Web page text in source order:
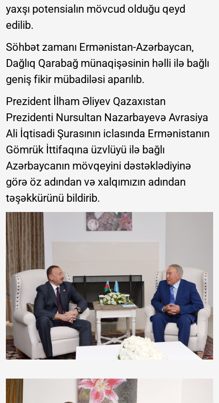
yaxşı potensialın mövcud olduğu qeyd
edilib.
Söhbət zamanı Ermənistan-Azərbaycan,
Dağlıq Qarabağ münaqişəsinin həlli ilə bağlı
geniş fikir mübadiləsi aparılıb.
Prezident İlham Əliyev Qazaxıstan
Prezidenti Nursultan Nazarbayevə Avrasiya
Ali İqtisadi Şurasının iclasında Ermənistanın
Gömrük İttifaqına üzvlüyü ilə bağlı
Azərbaycanın mövqeyini dəstəklədiyinə
görə öz adından və xalqımızın adından
təşəkkürünü bildirib.